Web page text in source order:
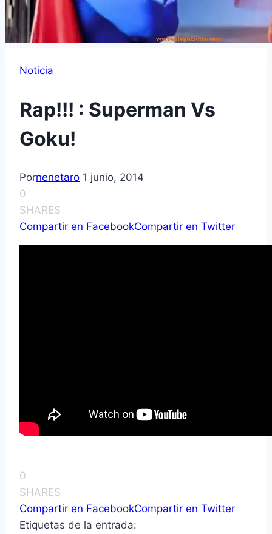
Noticia
Rap!!! : Superman Vs
Goku!
Pornenetaro 1 junio, 2014
0
SHARES
Compartir en FacebookCompartir en Twitter
0
SHARES
Compartir en FacebookCompartir en Twitter
Etiquetas de la entrada: